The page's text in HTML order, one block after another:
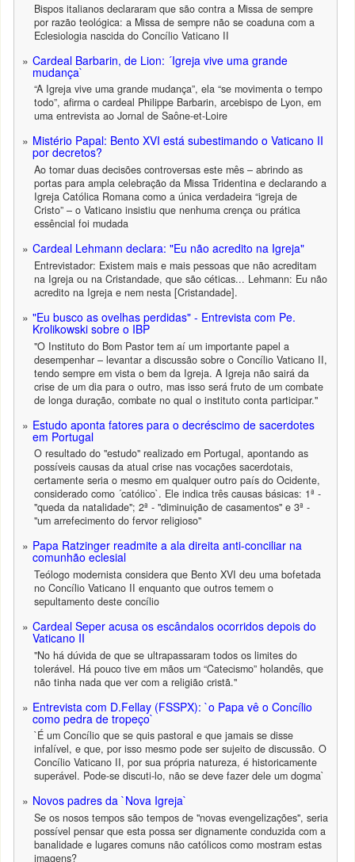
Bispos italianos declararam que são contra a Missa de sempre
por razão teológica: a Missa de sempre não se coaduna com a
Eclesiologia nascida do Concílio Vaticano II
Cardeal Barbarin, de Lion: ´Igreja vive uma grande
mudança`
“A Igreja vive uma grande mudança”, ela “se movimenta o tempo
todo”, afirma o cardeal Philippe Barbarin, arcebispo de Lyon, em
uma entrevista ao Jornal de Saône-et-Loire
Mistério Papal: Bento XVI está subestimando o Vaticano II
por decretos?
Ao tomar duas decisões controversas este mês – abrindo as
portas para ampla celebração da Missa Tridentina e declarando a
Igreja Católica Romana como a única verdadeira “igreja de
Cristo” – o Vaticano insistiu que nenhuma crença ou prática
essêncial foi mudada
Cardeal Lehmann declara: "Eu não acredito na Igreja"
Entrevistador: Existem mais e mais pessoas que não acreditam
na Igreja ou na Cristandade, que são céticas... Lehmann: Eu não
acredito na Igreja e nem nesta [Cristandade].
"Eu busco as ovelhas perdidas" - Entrevista com Pe.
Krolikowski sobre o IBP
"O Instituto do Bom Pastor tem aí um importante papel a
desempenhar – levantar a discussão sobre o Concílio Vaticano II,
tendo sempre em vista o bem da Igreja. A Igreja não sairá da
crise de um dia para o outro, mas isso será fruto de um combate
de longa duração, combate no qual o instituto conta participar."
Estudo aponta fatores para o decréscimo de sacerdotes
em Portugal
O resultado do "estudo" realizado em Portugal, apontando as
possíveis causas da atual crise nas vocações sacerdotais,
certamente seria o mesmo em qualquer outro país do Ocidente,
considerado como ´católico`. Ele indica três causas básicas: 1ª -
"queda da natalidade"; 2ª - "diminuição de casamentos" e 3ª -
"um arrefecimento do fervor religioso"
Papa Ratzinger readmite a ala direita anti-conciliar na
comunhão eclesial
Teólogo modernista considera que Bento XVI deu uma bofetada
no Concílio Vaticano II enquanto que outros temem o
sepultamento deste concílio
Cardeal Seper acusa os escândalos ocorridos depois do
Vaticano II
"No há dúvida de que se ultrapassaram todos os limites do
tolerável. Há pouco tive em mãos um “Catecismo” holandês, que
não tinha nada que ver com a religião cristã."
Entrevista com D.Fellay (FSSPX): `o Papa vê o Concílio
como pedra de tropeço`
`É um Concílio que se quis pastoral e que jamais se disse
infalível, e que, por isso mesmo pode ser sujeito de discussão. O
Concílio Vaticano II, por sua própria natureza, é historicamente
superável. Pode-se discuti-lo, não se deve fazer dele um dogma`
Novos padres da `Nova Igreja`
Se os nosos tempos são tempos de "novas evengelizações", seria
possível pensar que esta possa ser dignamente conduzida com a
banalidade e lugares comuns não católicos como mostram estas
imagens?